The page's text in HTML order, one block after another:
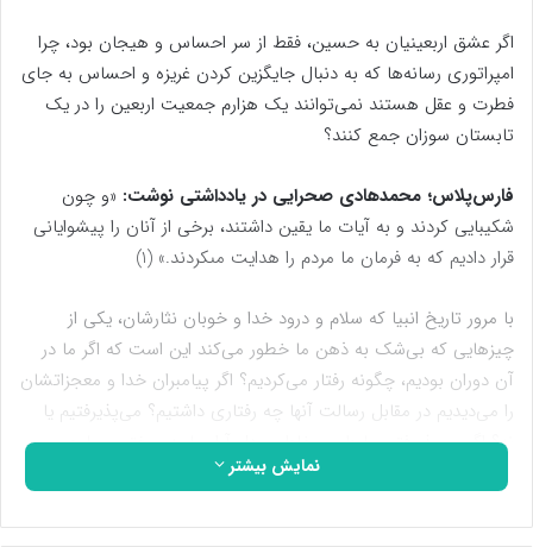
اگر عشق اربعینیان به حسین، فقط از سر احساس و هیجان بود، چرا
امپراتوری رسانه‌ها که به دنبال جایگزین کردن غریزه و احساس به جای
فطرت و عقل هستند نمی‌توانند یک هزارم جمعیت اربعین را در یک
تابستان سوزان جمع کنند؟
فارس‌پلاس؛ محمدهادی صحرایی در یادداشتی نوشت: «و چون
شکیبایى کردند و به آیات ما یقین داشتند، برخى از آنان را پیشوایانى
قرار دادیم که به فرمان ما مردم را هدایت مى‏کردند.» (1)
با مرور تاریخ انبیا که سلام و درود خدا و خوبان نثارشان، یکی از
چیزهایی که بی‌شک به ذهن ما خطور می‌کند این است که اگر ما در
آن دوران بودیم، چگونه رفتار می‌کردیم؟ اگر پیامبران خدا و معجزاتشان
را می‌دیدیم در مقابل رسالت آنها چه رفتاری داشتیم؟ می‌پذیرفتیم یا
نه؟ اگر می‌پذیرفتیم با طیب خاطر و دل آرام یا به سختی و با چون و
چرا؟ اوامرشان را تمکین یا در آنها تردید می‌کردیم؟ می‌شود کسی
ابراهیم را ببیند و خاضع نگردد؟ می‌شود معجزات دوازده‌گانه موسای
نمایش بیشتر